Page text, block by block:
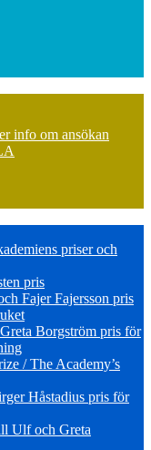
info om ansökan
priser och
pris
Fajer Fajersson pris
Borgström pris för
/ The Academy’s
Håstadius pris för
Ulf och Greta